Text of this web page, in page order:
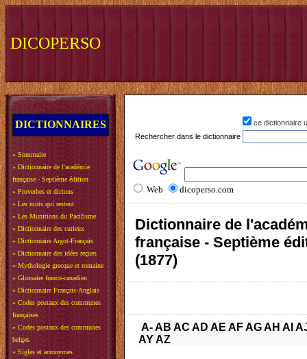
DICOPERSO
DICTIONNAIRES
» Sommaire
» Dictionnaire de l'académie
française - Septième édition
» Proverbes et dictons
» Les mots qui restent
» Les Munitions du Pacifisme
» Dictionnaire des curieux
» Dictionnaire Argot-Français
» Dictionnaire des idées reçues
» Mythologie grecque et romaine
» Glossaire franco-canadien
» Dictionnaire Français-Anglais
» Codes postaux des communes
françaises
» Codes postaux des communes
belges
» Sigles et acronymes
ce dictionnaire
Rechercher dans le dictionnaire
Web dicoperso.com
Dictionnaire de
française - Septième
(1877)
A-AB AC AD AE AFAGAH AI
AYAZ